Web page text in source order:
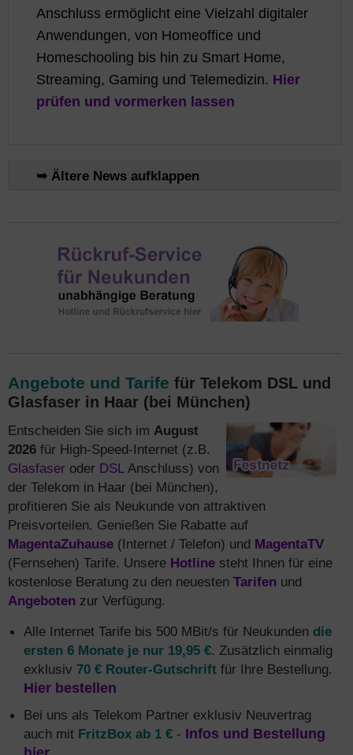
Anschluss ermöglicht eine Vielzahl digitaler
Anwendungen, von Homeoffice und
Homeschooling bis hin zu Smart Home,
Streaming, Gaming und Telemedizin. Hier
prüfen und vormerken lassen
➥ Ältere News aufklappen
Angebote und Tarife für Telekom DSL und
Glasfaser in Haar (bei München)
Entscheiden Sie sich im August
2026 für High-Speed-Internet (z.B.
Glasfaser oder DSL Anschluss) von
der Telekom in Haar (bei München),
profitieren Sie als Neukunde von attraktiven
Preisvorteilen. Genießen Sie Rabatte auf
MagentaZuhause (Internet / Telefon) und MagentaTV
(Fernsehen) Tarife. Unsere Hotline steht Ihnen für eine
kostenlose Beratung zu den neuesten Tarifen und
Angeboten zur Verfügung.
Alle Internet Tarife bis 500 MBit/s für Neukunden die
ersten 6 Monate je nur 19,95 €. Zusätzlich einmalig
exklusiv 70 € Router-Gutschrift für Ihre Bestellung.
Hier bestellen
Bei uns als Telekom Partner exklusiv Neuvertrag
auch mit FritzBox ab 1 € - Infos und Bestellung